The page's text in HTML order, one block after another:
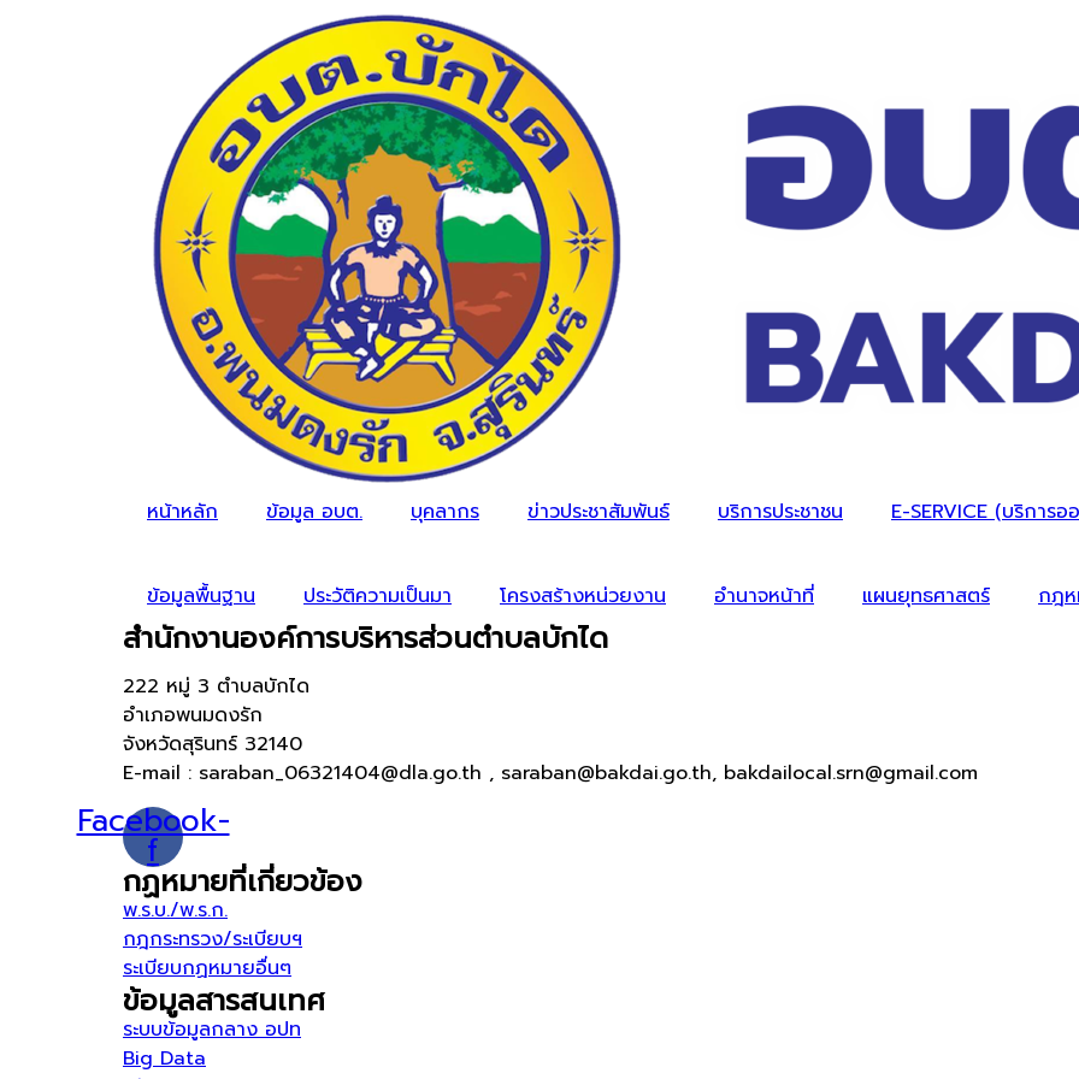
หน้าหลัก ข้อมูล อบต. บุคลากร ข่าวประชาสัมพันธ์ บริการประชาชน
E-SERVICE (บริการอ
ข้อมูลพื้นฐาน
ประวัติความเป็นมา โครงสร้างหน่วยงาน อำนาจหน้าที่ แผนยุทธศาสตร์ กฎ
สำนักงานองค์การบริหารส่วนตำบลบักได
222 หมู่ 3 ตำบลบักได
อำเภอพนมดงรัก
จังหวัดสุรินทร์ 32140
E-mail : saraban_06321404@dla.go.th , saraban@bakdai.go.th, bakdailocal.srn@gmail.com
Facebook-
f
กฏหมายที่เกี่ยวข้อง
พ.ร.บ./พ.ร.ก.
กฎกระทรวง/ระเบียบฯ
ระเบียบกฏหมายอื่นๆ
ข้อมูลสารสนเทศ
ระบบข้อมูลกลาง อปท
Big Data